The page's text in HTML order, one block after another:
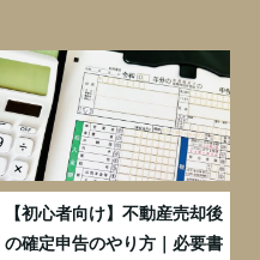
【初心者向け】不動産売却後
の確定申告のやり方｜必要書